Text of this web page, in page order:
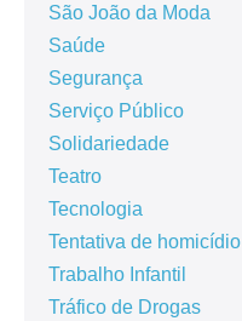
São João da Moda
Saúde
Segurança
Serviço Público
Solidariedade
Teatro
Tecnologia
Tentativa de homicídio
Trabalho Infantil
Tráfico de Drogas